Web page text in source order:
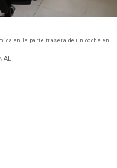
en la parte trasera de un coche en